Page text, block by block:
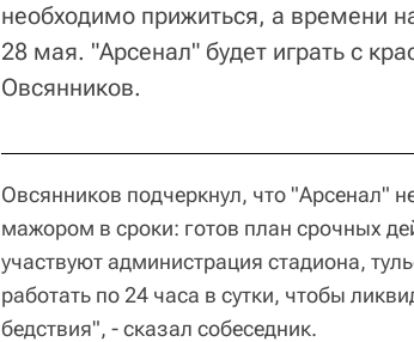
необходимо прижиться, а времени
28 мая. "Арсенал" будет играть с
Овсянников.
Овсянников подчеркнул, что "Арсенал"
мажором в сроки: готов план срочных
участвуют администрация стадиона,
работать по 24 часа в сутки, чтобы
бедствия", - сказал собеседник.